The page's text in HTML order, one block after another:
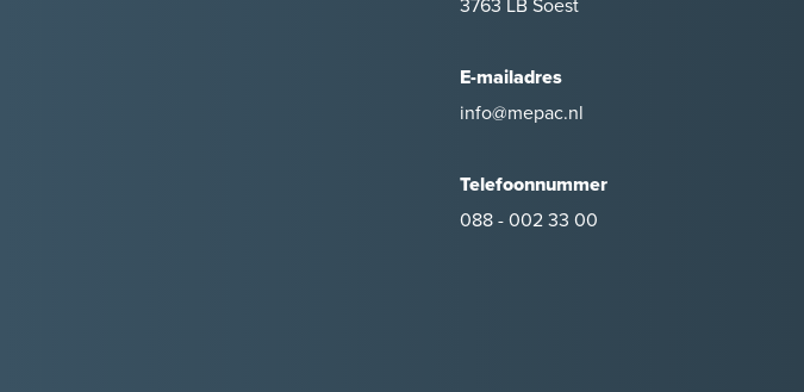
E-mailadres
info@mepac.nl
Telefoonnummer
088 - 002 33 00